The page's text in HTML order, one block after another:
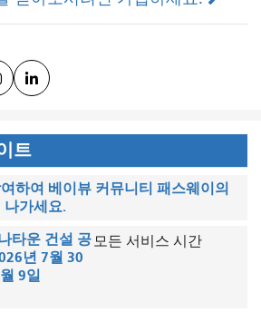

트
하여 베이뷰 커뮤니티 패스웨이의
나가세요.
타운 건설 공
년 7월 30
9일
모든 서비스 시간